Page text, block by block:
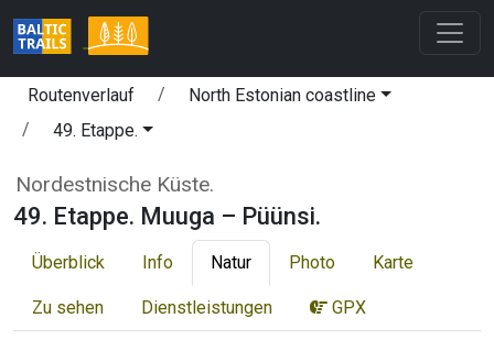
Routenverlauf
North Estonian coastline
49. Etappe.
Nordestnische Küste.
49. Etappe. Muuga – Püünsi.
Überblick Info Natur Photo Karte
Zu sehen Dienstleistungen GPX